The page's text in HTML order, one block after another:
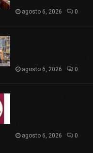
agosto 6, 2026 0
agosto 6, 2026 0
agosto 6, 2026 0